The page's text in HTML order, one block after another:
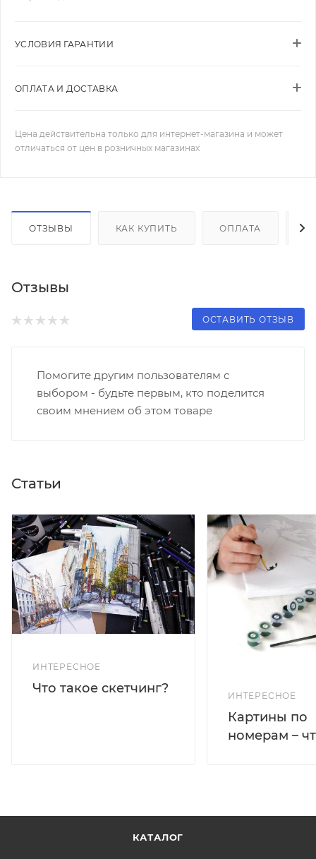
УСЛОВИЯ ГАРАНТИИ
ОПЛАТА И ДОСТАВКА
Цена действительна только для интернет-магазина и может
отличаться от цен в розничных магазинах
ОТЗЫВЫ КАК КУПИТЬ ОПЛАТА
Отзывы
ОСТАВИТЬ ОТЗЫВ
Помогите другим пользователям с
выбором - будьте первым, кто поделится
своим мнением об этом товаре
Статьи
ИНТЕРЕСНОЕ
Что такое скетчинг?
ИНТЕРЕСНОЕ
Картины по
номерам –
КАТАЛОГ